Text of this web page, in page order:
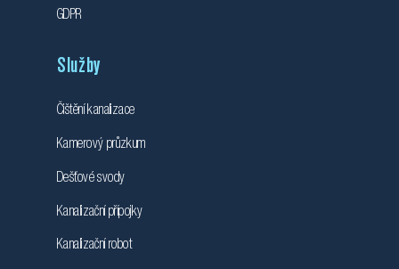
GDPR
Služby
Čištění kanalizace
Kamerový průzkum
Dešťové svody
Kanalizační přípojky
Kanalizační robot